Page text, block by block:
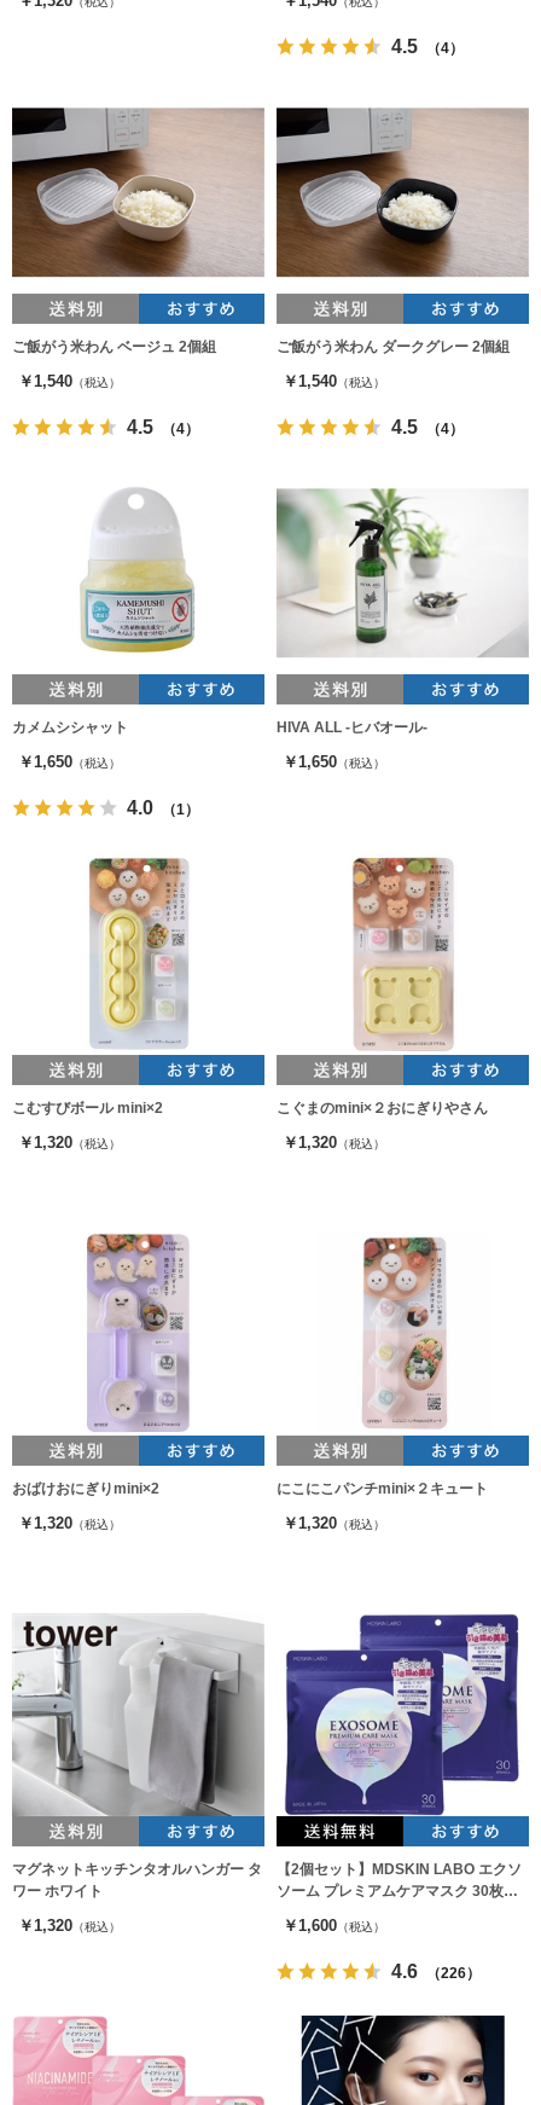
4.5 （4）
ご飯がう米わん ベージュ 2個組
￥1,540 （税込）
4.5 （4）
ご飯がう米わん ダークグレー 2個組
￥1,540 （税込）
4.5 （4）
カメムシシャット
￥1,650 （税込）
4.0 （1）
HIVA ALL ‐ヒバオール‐
￥1,650 （税込）
こむすびボール mini×2
￥1,320 （税込）
こぐまのmini×２おにぎりやさん
￥1,320 （税込）
おばけおにぎりmini×2
￥1,320 （税込）
にこにこパンチmini×２キュート
￥1,320 （税込）
マグネットキッチンタオルハンガー タ
ワー ホワイト
￥1,320 （税込）
【2個セット】MDSKIN LABO エクソ
ソーム プレミアムケアマスク 30枚入
￥1,600 （税込）
4.6 （226）